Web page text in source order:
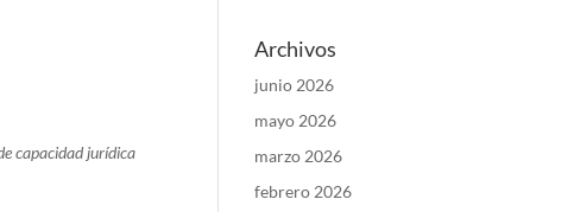
capacidad jurídica
Archivos
junio 2026
mayo 2026
marzo 2026
febrero 2026